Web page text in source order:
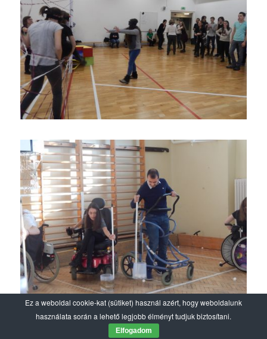
Ez a weboldal cookie-kat (sütiket) használ azért, hogy weboldalunk
használata során a lehető legjobb élményt tudjuk biztosítani.
Elfogadom